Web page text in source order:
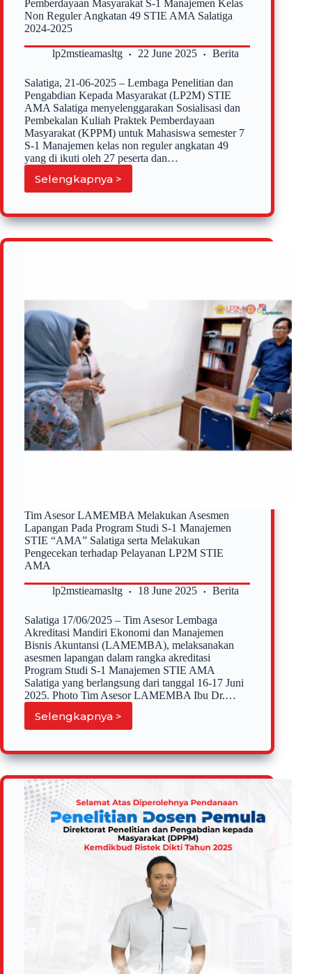
Pemberdayaan Masyarakat S-1 Manajemen Kelas
Non Reguler Angkatan 49 STIE AMA Salatiga
2024-2025
lp2mstieamasltg 22 June 2025 Berita
Salatiga, 21-06-2025 – Lembaga Penelitian dan
Pengabdian Kepada Masyarakat (LP2M) STIE
AMA Salatiga menyelenggarakan Sosialisasi dan
Pembekalan Kuliah Praktek Pemberdayaan
Masyarakat (KPPM) untuk Mahasiswa semester 7
S-1 Manajemen kelas non reguler angkatan 49
yang di ikuti oleh 27 peserta dan…
Selengkapnya >
Pembekalan
Sosialisasi
Kuliah
Praktek
Kelas
Non
Reguler
Angkatan
49
STIE
AMA
Salatiga
2024-
2025
Tim Asesor LAMEMBA Melakukan Asesmen
Lapangan Pada Program Studi S-1 Manajemen
STIE “AMA” Salatiga serta Melakukan
Pengecekan terhadap Pelayanan LP2M STIE
AMA
lp2mstieamasltg 18 June 2025 Berita
Salatiga 17/06/2025 – Tim Asesor Lembaga
Akreditasi Mandiri Ekonomi dan Manajemen
Bisnis Akuntansi (LAMEMBA), melaksanakan
asesmen lapangan dalam rangka akreditasi
Program Studi S-1 Manajemen STIE AMA
Salatiga yang berlangsung dari tanggal 16-17 Juni
2025. Photo Tim Asesor LAMEMBA Ibu Dr.…
Selengkapnya >
Tim
LAMEMBA
Melakukan
Asesmen
Lapangan
Pada
Program
Studi
S-
1
Melakukan
Pengecekan
terhadap